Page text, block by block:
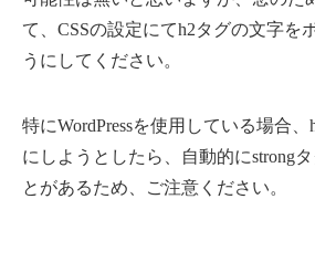
て、CSSの設定にてh2タグの文字を
うにしてください。
特にWordPressを使用している場合
にしようとしたら、自動的にstrong
とがあるため、ご注意ください。